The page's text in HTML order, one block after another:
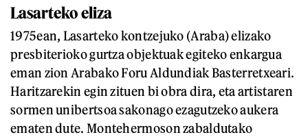
Lasarteko eliza
1975ean, Lasarteko kontzejuko (Araba) elizako
presbiterioko gurtza objektuak egiteko enkargua
eman zion Arabako Foru Aldundiak Basterretxeari.
Haritzarekin egin zituen bi obra dira, eta artistaren
sormen unibertsoa sakonago ezagutzeko aukera
ematen dute. Montehermoson zabaldutako